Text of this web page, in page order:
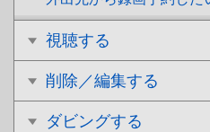
視聴する
削除／編集する
ダビングする